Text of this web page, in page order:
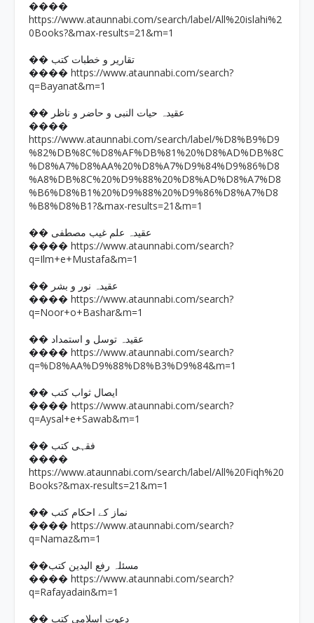
����
https://www.ataunnabi.com/search/label/All%20islahi%2
0Books?&max-results=21&m=1
�� تقاریر و خطبات کتب
���� https://www.ataunnabi.com/search?
q=Bayanat&m=1
�� عقیدہ حیات النبی و حاضر و ناظر
����
https://www.ataunnabi.com/search/label/%D8%B9%D9
%82%DB%8C%D8%AF%DB%81%20%D8%AD%DB%8C
%D8%A7%D8%AA%20%D8%A7%D9%84%D9%86%D8
%A8%DB%8C%20%D9%88%20%D8%AD%D8%A7%D8
%B6%D8%B1%20%D9%88%20%D9%86%D8%A7%D8
%B8%D8%B1?&max-results=21&m=1
�� عقیدہ علم غیب مصطفی
���� https://www.ataunnabi.com/search?
q=Ilm+e+Mustafa&m=1
�� عقیدہ نور و بشر
���� https://www.ataunnabi.com/search?
q=Noor+o+Bashar&m=1
�� عقیدہ توسل و استمداد
���� https://www.ataunnabi.com/search?
q=%D8%AA%D9%88%D8%B3%D9%84&m=1
�� ایصال ثواب کتب
���� https://www.ataunnabi.com/search?
q=Aysal+e+Sawab&m=1
�� فقہی کتب
����
https://www.ataunnabi.com/search/label/All%20Fiqh%20
Books?&max-results=21&m=1
�� نماز کے احکام کتب
���� https://www.ataunnabi.com/search?
q=Namaz&m=1
��مسئلہ رفع الیدین کتب
���� https://www.ataunnabi.com/search?
q=Rafayadain&m=1
�� دعوت اسلامی کتب